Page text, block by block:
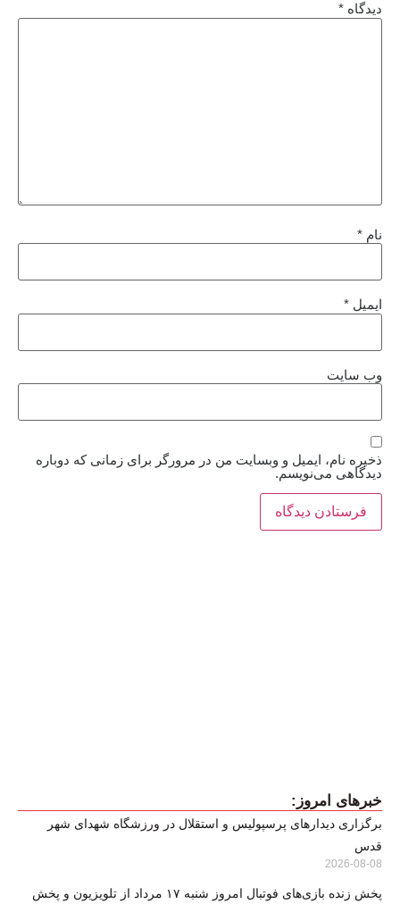
دیدگاه *
نام *
ایمیل *
وب‌ سایت
ذخیره نام، ایمیل و وبسایت من در مرورگر برای زمانی که دوباره
دیدگاهی می‌نویسم.
خبرهای امروز:
برگزاری دیدارهای پرسپولیس و استقلال در ورزشگاه شهدای شهر
قدس
2026-08-08
پخش زنده بازی‌های فوتبال امروز شنبه ۱۷ مرداد از تلویزیون و پخش